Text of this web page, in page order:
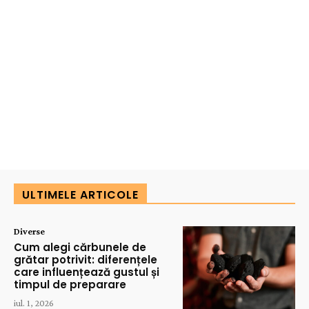
ULTIMELE ARTICOLE
Diverse
Cum alegi cărbunele de
grătar potrivit: diferențele
care influențează gustul și
timpul de preparare
iul. 1, 2026